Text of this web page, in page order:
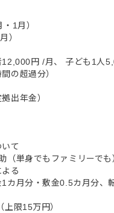
1月）
）
12,000円 /月、 子ども1人
の超過分）
出年金）
て
（単身でもファミリーで
る
1カ月分・敷金0.5カ月分、
上限15万円）